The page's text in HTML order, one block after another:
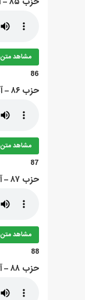
مشاهد متن
86
حزب ۸۶ – آيات ۶۰ احزاب تا ۲۳ سبا
مشاهد متن
87
حزب ۸۷ – آيات ۲۴ سبا تا ۱۴ فاطر
مشاهد متن
88
حزب ۸۸ – آيات ۱۵ فاطر تا ۲۷ يس